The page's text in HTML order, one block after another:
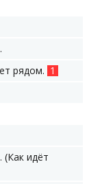
рядом. 1
идёт